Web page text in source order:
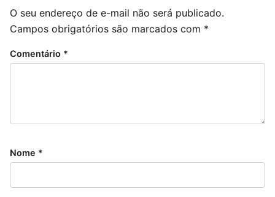
O seu endereço de e-mail não será publicado.
Campos obrigatórios são marcados com *
Comentário *
Nome *